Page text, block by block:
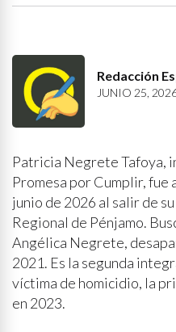
Redacción
JUNIO 25,
Patricia Negrete Tafoya,
Promesa por Cumplir, fue
junio de 2026 al salir de
Regional de Pénjamo.
Angélica Negrete,
2021. Es la segunda
víctima de homicidio, la
en 2023.